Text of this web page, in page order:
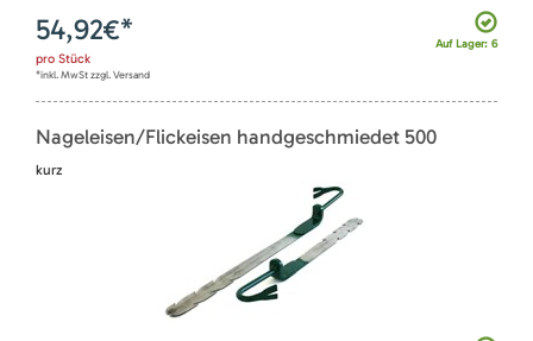
Auf Lager: 6
54,92€*
pro Stück
*inkl. MwSt zzgl. Versand
Nageleisen/Flickeisen handgeschmiedet 500
kurz